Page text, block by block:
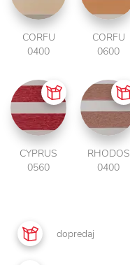
CORFU
0400
CORFU
0600
CYPRUS
0560
RHODOS
0400
dopredaj